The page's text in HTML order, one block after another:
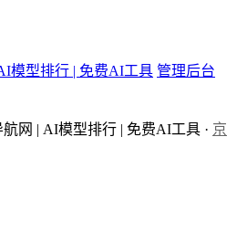
模型排行 | 免费AI工具 管理后台
网 | AI模型排行 | 免费AI工具 · 京